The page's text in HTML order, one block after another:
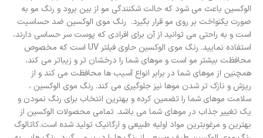
الوکسین باعث می شود که حالت شکنندگی مو از بین برود و رنگ مو به
صورت یکنواخت بر روی مو قرار بگیرد. رنگ موی الوکسین ضد حساسیت
است و به راحتی می توانید از آن برای افرادی که پوست سر حساسی دارند،
استفاده نمایید. رنگ موی الوکسین حاوی فیلتر UV است که مخصوص
محافظت بیشتر مو است و موهای شما را درخشان تر و زیباتر می کند،
همچنین از موهای شما در برابر انواع آسیب ها محافظت می کند و از
ریزش و نازک تر شدن موها نیز جلوگیری می کند. رنگ موی الوکسین ،
سلامت موهای شما را تضمین کرده و بهترین انتخاب برای رنگ نمودن و
یک تغییر جذاب در موهای شما می باشد. تمامی محصولات الوکسین از
بهترین و مرغوبترین مواد اولیه طبیعی و ارگانیک تولید شده است.کاتالوگ